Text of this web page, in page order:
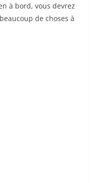
à bord, vous devrez
de choses à